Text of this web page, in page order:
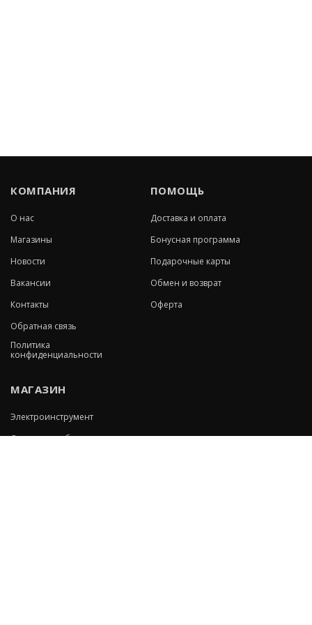
КОМПАНИЯ
О нас
Магазины
Новости
Вакансии
Контакты
Обратная связь
Политика
конфиденциальности
ПОМОЩЬ
Доставка и оплата
Бонусная программа
Подарочные карты
Обмен и возврат
Оферта
МАГАЗИН
Электроинструмент
Сварочное оборудование